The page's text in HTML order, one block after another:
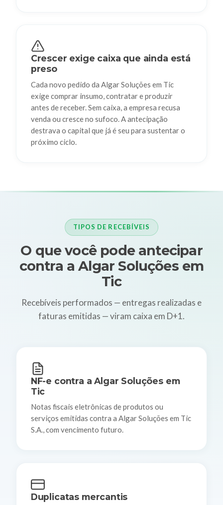
Crescer exige caixa que ainda está
preso
Cada novo pedido da Algar Soluções em Tic
exige comprar insumo, contratar e produzir
antes de receber. Sem caixa, a empresa recusa
venda ou cresce no sufoco. A antecipação
destrava o capital que já é seu para sustentar o
próximo ciclo.
TIPOS DE RECEBÍVEIS
O que você pode antecipar
contra a Algar Soluções em
Tic
Recebíveis performados — entregas realizadas e
faturas emitidas — viram caixa em D+1.
NF-e contra a Algar Soluções em
Tic
Notas fiscais eletrônicas de produtos ou
serviços emitidas contra a Algar Soluções em Tic
S.A., com vencimento futuro.
Duplicatas mercantis